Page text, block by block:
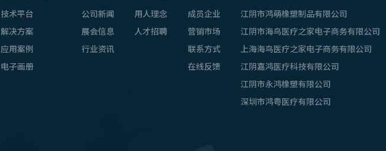
技术平台
解决方案
应用案例
电子画册
公司新闻
展会信息
行业资讯
用人理念
人才招聘
成员企业
营销市场
联系方式
在线反馈
江阴市鸿萌橡塑制品有限公司
江阴市海鸟医疗之家电子商务有限公司
上海海鸟医疗之家电子商务有限公司
江阴嘉鸿医疗科技有限公司
江阴市永鸿橡塑有限公司
深圳市鸿粤医疗有限公司